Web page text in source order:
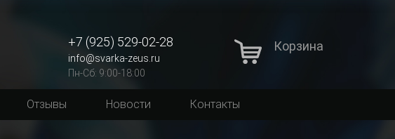
+7 (925) 529-02-28
info@svarka-zeus.ru
Пн-Сб: 9:00-18:00
Корзина
Отзывы Новости Контакты